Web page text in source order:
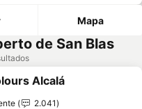
Mapa
de San Blas
aos favoritos
Alcalá
2.041